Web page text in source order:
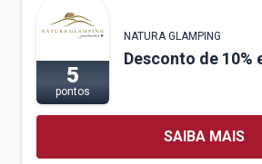
5
pontos
NATURA GLAMPING
Desconto de 10%
SAIBA MAIS